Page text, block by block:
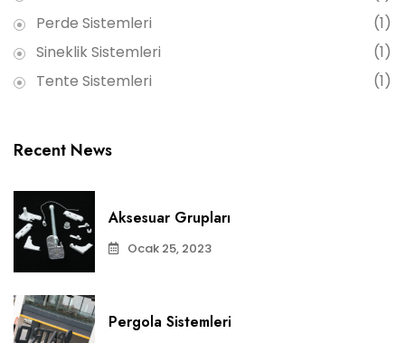
Perde Sistemleri
(1)
Sineklik Sistemleri
(1)
Tente Sistemleri
(1)
Recent News
Aksesuar Grupları
Ocak 25, 2023
Pergola Sistemleri